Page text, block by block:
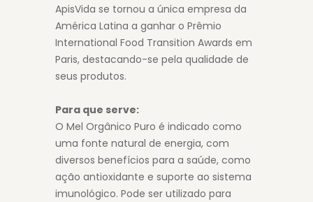
ApisVida se tornou a única empresa da
América Latina a ganhar o Prêmio
International Food Transition Awards em
Paris, destacando-se pela qualidade de
seus produtos.
Para que serve:
O Mel Orgânico Puro é indicado como
uma fonte natural de energia, com
diversos benefícios para a saúde, como
ação antioxidante e suporte ao sistema
imunológico. Pode ser utilizado para